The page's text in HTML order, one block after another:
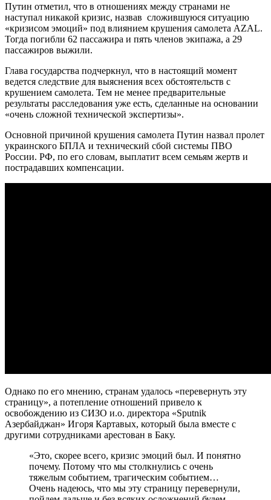
Путин отметил, что в отношениях между странами не
наступал никакой кризис, назвав сложившуюся ситуацию
«кризисом эмоций» под влиянием крушения самолета AZAL.
Тогда погибли 62 пассажира и пять членов экипажа, а 29
пассажиров выжили.
Глава государства подчеркнул, что в настоящий момент
ведется следствие для выяснения всех обстоятельств с
крушением самолета. Тем не менее предварительные
результаты расследования уже есть, сделанные на основании
«очень сложной технической экспертизы».
Основной причиной крушения самолета Путин назвал пролет
украинского БПЛА и технический сбой системы ПВО
России. РФ, по его словам, выплатит всем семьям жертв и
пострадавших компенсации.
Однако по его мнению, странам удалось «перевернуть эту
страницу», а потепление отношений привело к
освобождению из СИЗО и.о. директора «Sputnik
Азербайджан» Игоря Картавых, который была вместе с
другими сотрудниками арестован в Баку.
«Это, скорее всего, кризис эмоций был. И понятно
почему. Потому что мы столкнулись с очень
тяжелым событием, трагическим событием…
Очень надеюсь, что мы эту страницу перевернули,